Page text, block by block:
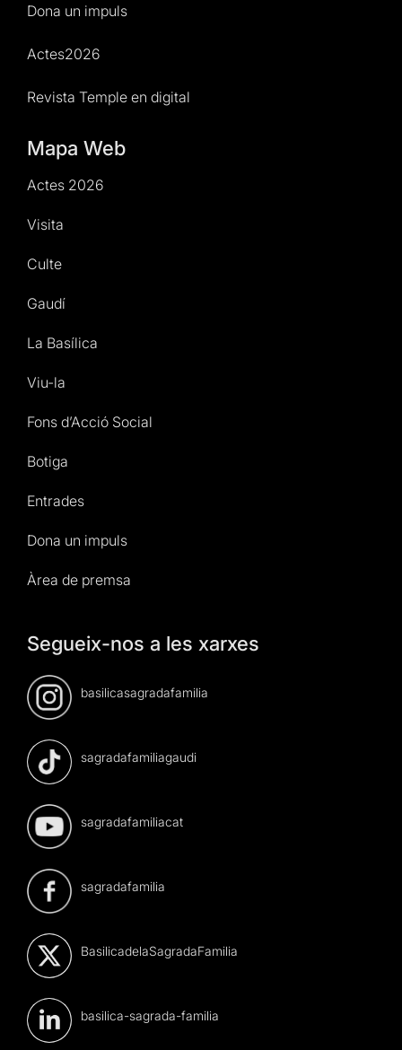
Dona un impuls
Actes2026
Revista Temple en digital
Mapa Web
Actes 2026
Visita
Culte
Gaudí
La Basílica
Viu-la
Fons d’Acció Social
Botiga
Entrades
Dona un impuls
Àrea de premsa
Segueix-nos a les xarxes
basilicasagradafamilia
sagradafamiliagaudi
sagradafamiliacat
sagradafamilia
BasilicadelaSagradaFamilia
basilica-sagrada-familia